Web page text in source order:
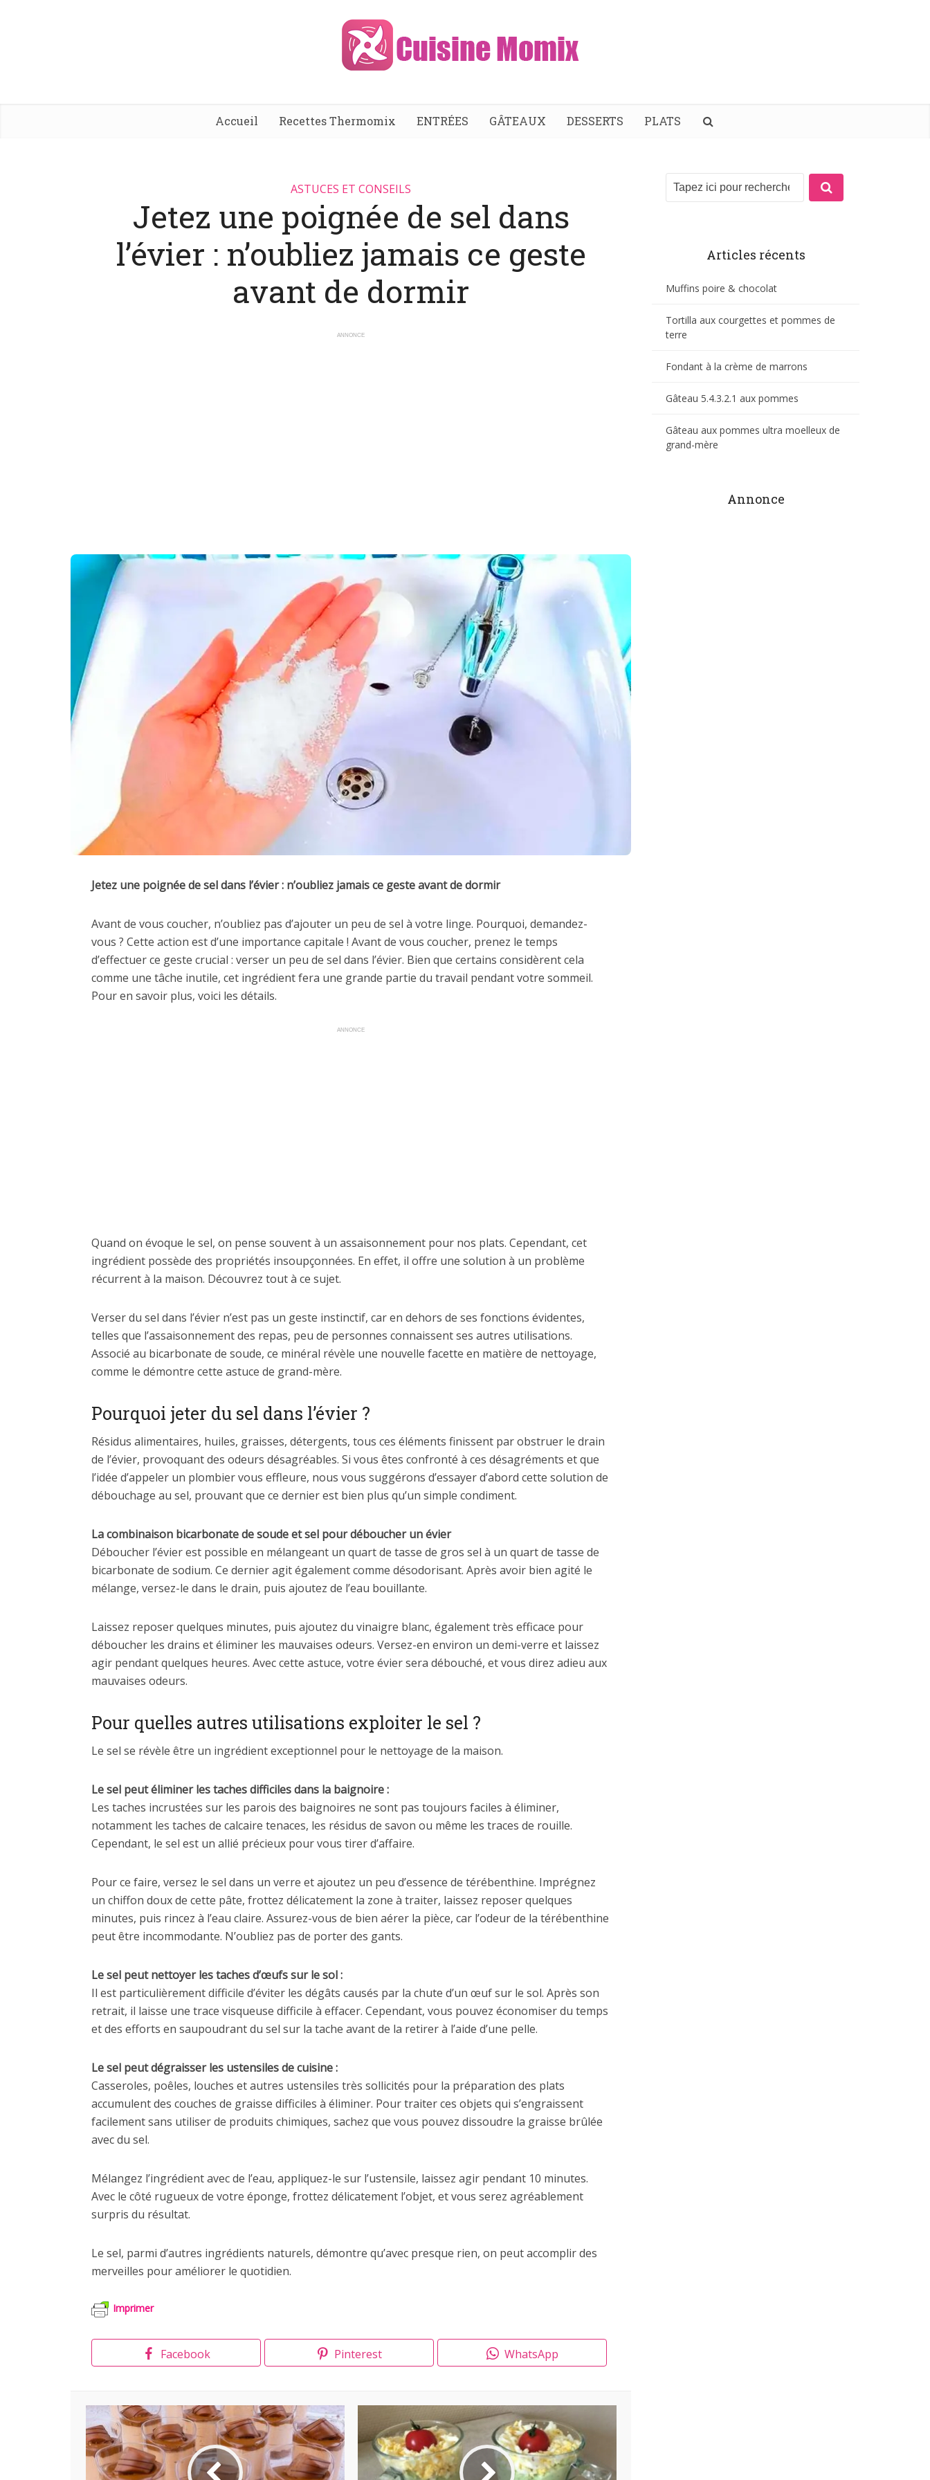
Accueil Recettes Thermomix ENTRÉES GÂTEAUX DESSERTS PLATS
ASTUCES ET CONSEILS
Jetez une poignée de sel dans
l’évier : n’oubliez jamais ce geste
avant de dormir
ANNONCE
Jetez une poignée de sel dans l’évier : n’oubliez jamais ce geste avant de dormir
Avant de vous coucher, n’oubliez pas d’ajouter un peu de sel à votre linge. Pourquoi, demandez-
vous ? Cette action est d’une importance capitale ! Avant de vous coucher, prenez le temps
d’effectuer ce geste crucial : verser un peu de sel dans l’évier. Bien que certains considèrent cela
comme une tâche inutile, cet ingrédient fera une grande partie du travail pendant votre sommeil.
Pour en savoir plus, voici les détails.
ANNONCE
Quand on évoque le sel, on pense souvent à un assaisonnement pour nos plats. Cependant, cet
ingrédient possède des propriétés insoupçonnées. En effet, il offre une solution à un problème
récurrent à la maison. Découvrez tout à ce sujet.
Verser du sel dans l’évier n’est pas un geste instinctif, car en dehors de ses fonctions évidentes,
telles que l’assaisonnement des repas, peu de personnes connaissent ses autres utilisations.
Associé au bicarbonate de soude, ce minéral révèle une nouvelle facette en matière de nettoyage,
comme le démontre cette astuce de grand-mère.
Pourquoi jeter du sel dans l’évier ?
Résidus alimentaires, huiles, graisses, détergents, tous ces éléments finissent par obstruer le drain
de l’évier, provoquant des odeurs désagréables. Si vous êtes confronté à ces désagréments et que
l’idée d’appeler un plombier vous effleure, nous vous suggérons d’essayer d’abord cette solution de
débouchage au sel, prouvant que ce dernier est bien plus qu’un simple condiment.
La combinaison bicarbonate de soude et sel pour déboucher un évier
Déboucher l’évier est possible en mélangeant un quart de tasse de gros sel à un quart de tasse de
bicarbonate de sodium. Ce dernier agit également comme désodorisant. Après avoir bien agité le
mélange, versez-le dans le drain, puis ajoutez de l’eau bouillante.
Laissez reposer quelques minutes, puis ajoutez du vinaigre blanc, également très efficace pour
déboucher les drains et éliminer les mauvaises odeurs. Versez-en environ un demi-verre et laissez
agir pendant quelques heures. Avec cette astuce, votre évier sera débouché, et vous direz adieu aux
mauvaises odeurs.
Pour quelles autres utilisations exploiter le sel ?
Le sel se révèle être un ingrédient exceptionnel pour le nettoyage de la maison.
Le sel peut éliminer les taches difficiles dans la baignoire :
Les taches incrustées sur les parois des baignoires ne sont pas toujours faciles à éliminer,
notamment les taches de calcaire tenaces, les résidus de savon ou même les traces de rouille.
Cependant, le sel est un allié précieux pour vous tirer d’affaire.
Pour ce faire, versez le sel dans un verre et ajoutez un peu d’essence de térébenthine. Imprégnez
un chiffon doux de cette pâte, frottez délicatement la zone à traiter, laissez reposer quelques
minutes, puis rincez à l’eau claire. Assurez-vous de bien aérer la pièce, car l’odeur de la térébenthine
peut être incommodante. N’oubliez pas de porter des gants.
Le sel peut nettoyer les taches d’œufs sur le sol :
Il est particulièrement difficile d’éviter les dégâts causés par la chute d’un œuf sur le sol. Après son
retrait, il laisse une trace visqueuse difficile à effacer. Cependant, vous pouvez économiser du temps
et des efforts en saupoudrant du sel sur la tache avant de la retirer à l’aide d’une pelle.
Le sel peut dégraisser les ustensiles de cuisine :
Casseroles, poêles, louches et autres ustensiles très sollicités pour la préparation des plats
accumulent des couches de graisse difficiles à éliminer. Pour traiter ces objets qui s’engraissent
facilement sans utiliser de produits chimiques, sachez que vous pouvez dissoudre la graisse brûlée
avec du sel.
Mélangez l’ingrédient avec de l’eau, appliquez-le sur l’ustensile, laissez agir pendant 10 minutes.
Avec le côté rugueux de votre éponge, frottez délicatement l’objet, et vous serez agréablement
surpris du résultat.
Le sel, parmi d’autres ingrédients naturels, démontre qu’avec presque rien, on peut accomplir des
merveilles pour améliorer le quotidien.
Imprimer
Facebook Pinterest WhatsApp
Articles récents
Muffins poire & chocolat
Tortilla aux courgettes et pommes de
terre
Fondant à la crème de marrons
Gâteau 5.4.3.2.1 aux pommes
Gâteau aux pommes ultra moelleux de
grand-mère
Annonce